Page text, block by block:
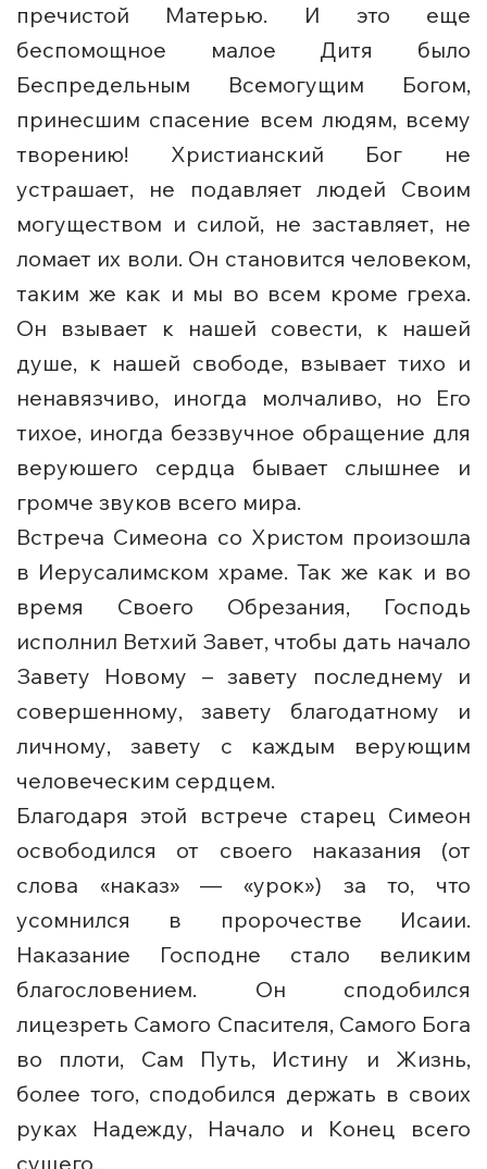
пречистой Матерью. И это еще
беспомощное малое Дитя было
Беспредельным Всемогущим Богом,
принесшим спасение всем людям, всему
творению! Христианский Бог не
устрашает, не подавляет людей Своим
могуществом и силой, не заставляет, не
ломает их воли. Он становится человеком,
таким же как и мы во всем кроме греха.
Он взывает к нашей совести, к нашей
душе, к нашей свободе, взывает тихо и
ненавязчиво, иногда молчаливо, но Его
тихое, иногда беззвучное обращение для
веруюшего сердца бывает слышнее и
громче звуков всего мира.
Встреча Симеона со Христом произошла
в Иерусалимском храме. Так же как и во
время Своего Обрезания, Господь
исполнил Ветхий Завет, чтобы дать начало
Завету Новому – завету последнему и
совершенному, завету благодатному и
личному, завету с каждым верующим
человеческим сердцем.
Благодаря этой встрече старец Симеон
освободился от своего наказания (от
слова «наказ» — «урок») за то, что
усомнился в пророчестве Исаии.
Наказание Господне стало великим
благословением. Он сподобился
лицезреть Самого Спасителя, Самого Бога
во плоти, Сам Путь, Истину и Жизнь,
более того, сподобился держать в своих
руках Надежду, Начало и Конец всего
сущего.